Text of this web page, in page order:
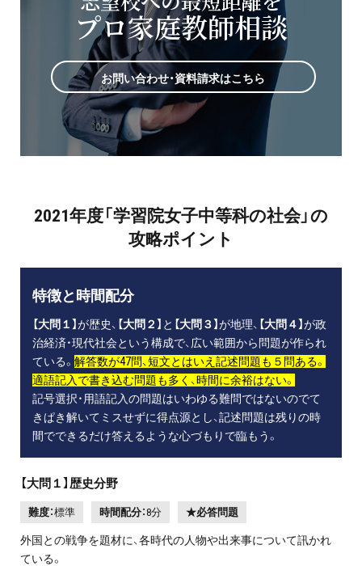
プロ家庭教師相談
お問い合わせ・資料請求はこちら
2021年度「学習院女子中等科の社会」の
攻略ポイント
特徴と時間配分
【大問１】が歴史、 【大問２】 と 【大問３】が地理、 【大問４】が政
治経済・現代社会という構成で、広い範囲から問題が作られ
ている。 解答数が47問、短文とはいえ記述問題も５問ある。
適語記入で書き込む問題も多く、時間に余裕はない。
記号選択・用語記入の問題はいわゆる難問ではないのでて
きぱき解いてミスせずに得点源とし、記述問題は残りの時
間でできるだけ答えるような心づもりで臨もう。
【大問１】歴史分野
難度：標準 時間配分：8分 ★必答問題
外国との戦争を題材に、各時代の人物や出来事について訊かれ
ている。